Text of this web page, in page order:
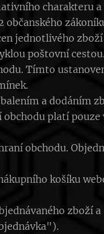
charakteru
jednotlivého zboží
poštovní
Tímto
a dodáním
platí pouze
obchodu.
košíku
zboží a